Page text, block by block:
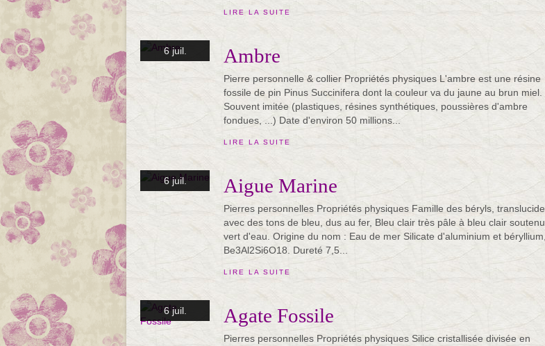
LIRE LA SUITE
6 juil. Ambre
Pierre personnelle & collier Propriétés physiques L'ambre est une résine
fossile de pin Pinus Succinifera dont la couleur va du jaune au brun miel.
Souvent imitée (plastiques, résines synthétiques, poussières d'ambre
fondues, ...) Date d'environ 50 millions...
LIRE LA SUITE
6 juil. Aigue Marine
Pierres personnelles Propriétés physiques Famille des béryls, translucide
avec des tons de bleu, dus au fer, Bleu clair très pâle à bleu clair soutenu,
vert d'eau. Origine du nom : Eau de mer Silicate d'aluminium et béryllium,
Be3Al2Si6O18. Dureté 7,5...
LIRE LA SUITE
6 juil. Agate Fossile
Pierres personnelles Propriétés physiques Silice cristallisée divisée en